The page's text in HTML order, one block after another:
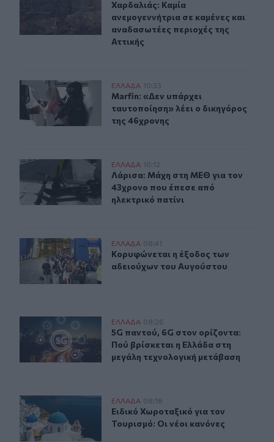
Χαρδαλιάς: Καμία ανεμογεννήτρια
Χαρδαλιάς: Καμία
ανεμογεννήτρια σε καμένες και
αναδασωτέες περιοχές της
Αττικής
Marfin: «Δεν υπάρχει ταυτοποίηση» λέει ο δικηγόρος
ΕΛΛAΔΑ 10:33
Marfin: «Δεν υπάρχει
Marfin: «Δεν υπάρχει
ταυτοποίηση» λέει ο δικηγόρος
της 46χρονης
Λάρισα: Μάχη στη ΜΕΘ για τον 43χρονο που έπεσε από
ΕΛΛAΔΑ 10:12
Λάρισα: Μάχη στη ΜΕΘ για τον
Λάρισα: Μάχη στη ΜΕΘ για τον
43χρονο που έπεσε από
ηλεκτρικό πατίνι
Κορυφώνεται η έξοδος των αδειούχων του Αυγούστου
ΕΛΛAΔΑ 08:41
Κορυφώνεται η έξοδος των
Κορυφώνεται η έξοδος των
αδειούχων του Αυγούστου
5G παντού, 6G στον ορίζοντα: Πού βρίσκεται η
ΕΛΛAΔΑ 08:26
5G παντού, 6G στον ορίζοντα: Πού
5G παντού, 6G στον ορίζοντα:
Πού βρίσκεται η Ελλάδα στη
μεγάλη τεχνολογική μετάβαση
Ειδικό Χωροταξικό για τον Τουρισμό: Οι νέοι κανόνες
ΕΛΛAΔΑ 08:18
Ειδικό Χωροταξικό για τον
Ειδικό Χωροταξικό για τον
Τουρισμό: Οι νέοι κανόνες